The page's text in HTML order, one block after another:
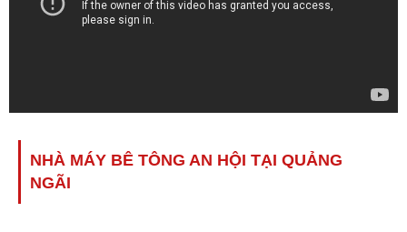
NHÀ MÁY BÊ TÔNG AN HỘI TẠI QUẢNG
NGÃI